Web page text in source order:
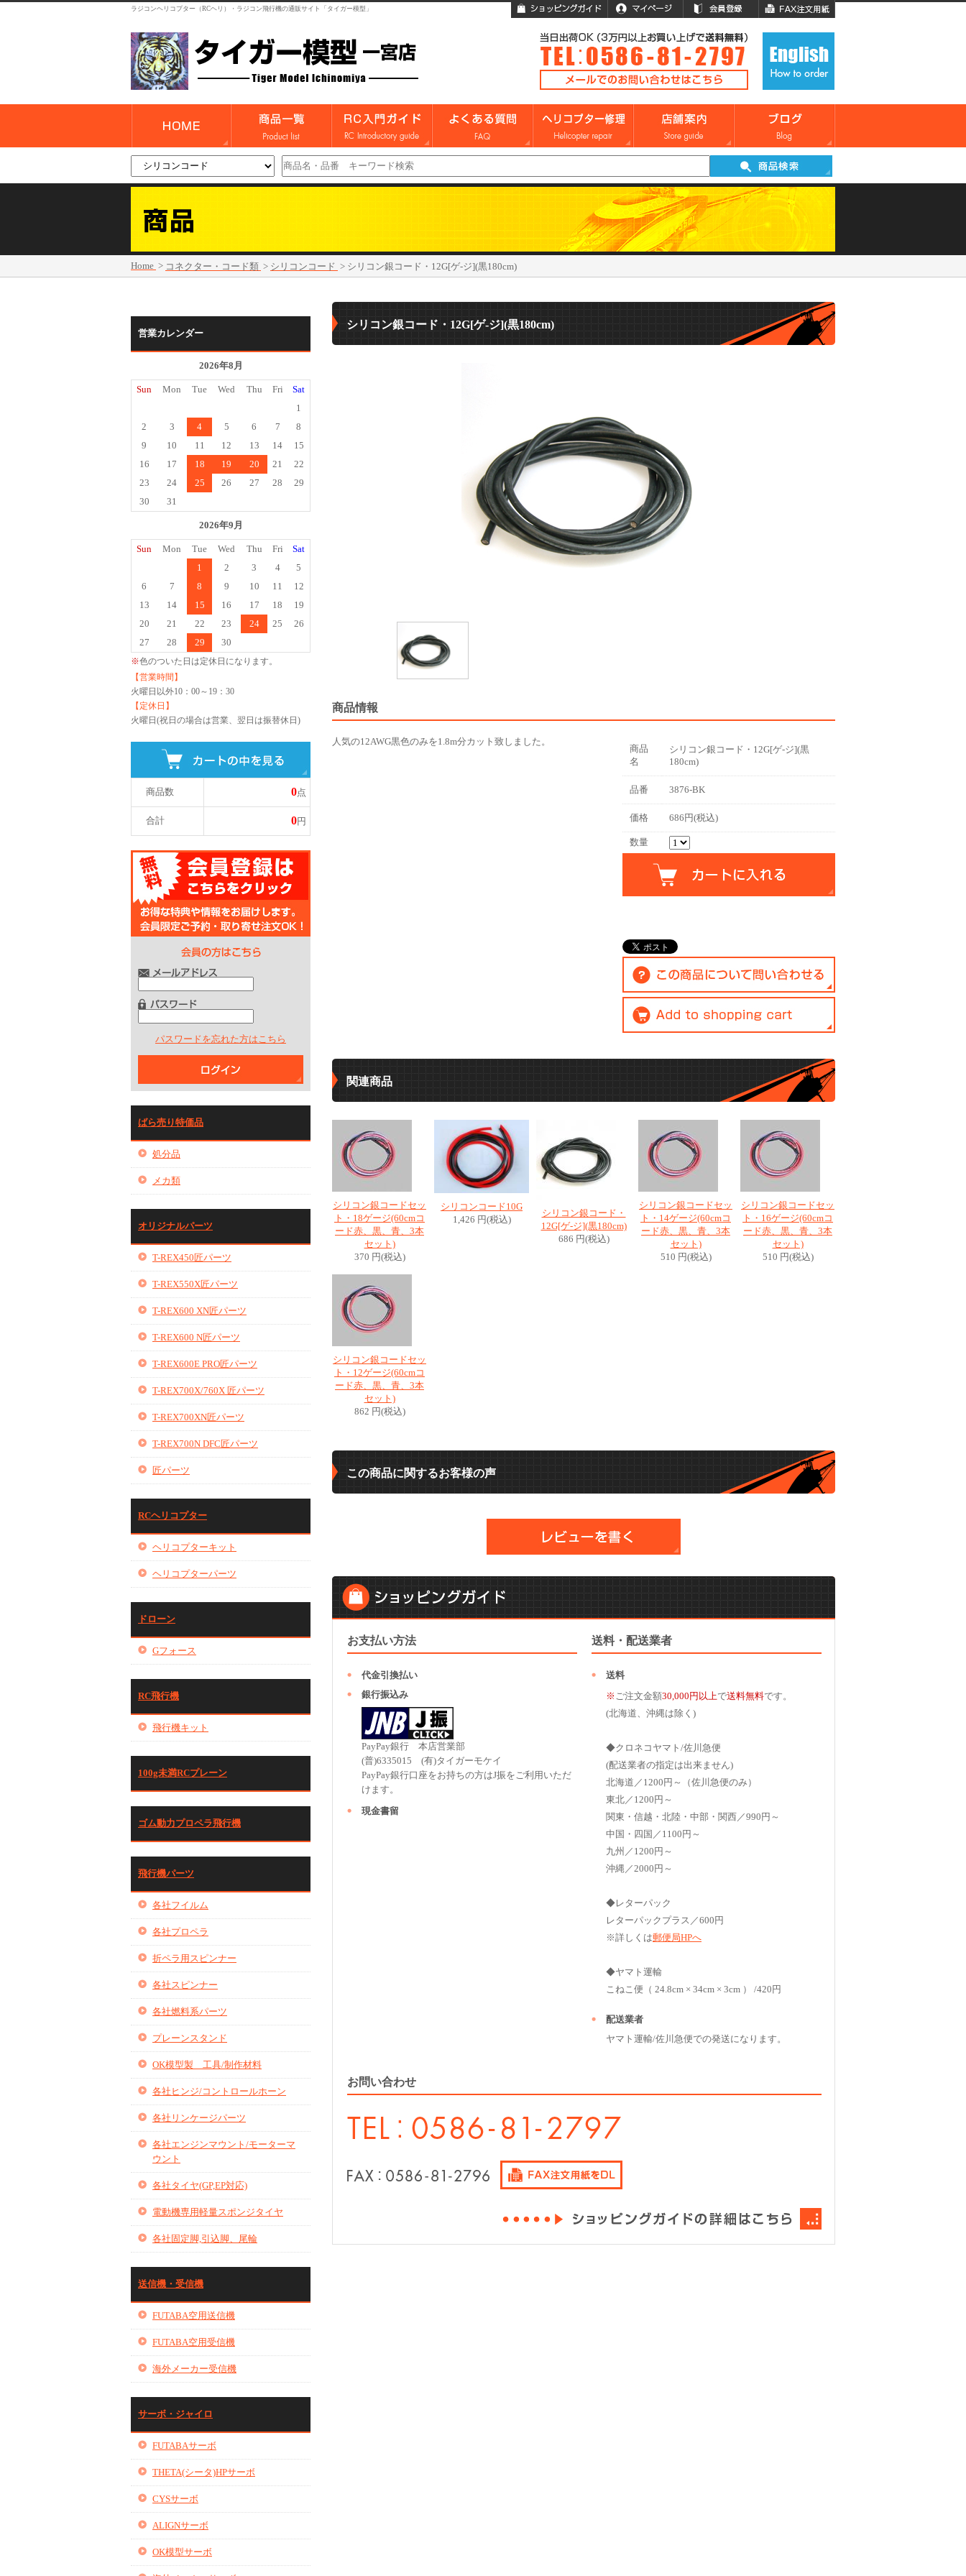
ラジコンヘリコプター（RCヘリ）・ラジコン飛行機の通販サイト「タイガー模型」
Home > コネクター・コード類 > シリコンコード > シリコン銀コード・12G[ゲ-ジ](黒180cm)
営業カレンダー
2026年8月
Sun Mon Tue Wed Thu Fri
Sat
1
2
3 4 5 6 7
8
9
10 11 12 13 14
15
16
17 18 19 20 21
22
23
24 25 26 27 28
29
30
31
2026年9月
Sun Mon Tue Wed Thu Fri
Sat
1
2 3 4
5
6
7 8 9 10 11
12
13
14 15 16 17 18
19
20
21 22 23 24 25
26
27
28 29 30
※色のついた日は定休日になります。
【営業時間】
火曜日以外10：00～19：30
【定休日】
火曜日(祝日の場合は営業、翌日は振替休日)
商品数 0点
合計 0円
パスワードを忘れた方はこちら
ばら売り特価品
処分品
メカ類
オリジナルパーツ
T-REX450匠パーツ
T-REX550X匠パーツ
T-REX600 XN匠パーツ
T-REX600 N匠パーツ
T-REX600E PRO匠パーツ
T-REX700X/760X 匠パーツ
T-REX700XN匠パーツ
T-REX700N DFC匠パーツ
匠パーツ
RCヘリコプター
ヘリコプターキット
ヘリコプターパーツ
ドローン
Gフォース
RC飛行機
飛行機キット
100g未満RCプレーン
ゴム動力プロペラ飛行機
飛行機パーツ
各社フイルム
各社プロペラ
折ペラ用スピンナー
各社スピンナー
各社燃料系パーツ
プレーンスタンド
OK模型製 工具/制作材料
各社ヒンジ/コントロールホーン
各社リンケージパーツ
各社エンジンマウント/モーターマ
ウント
各社タイヤ(GP,EP対応)
電動機専用軽量スポンジタイヤ
各社固定脚,引込脚、尾輪
送信機・受信機
FUTABA空用送信機
FUTABA空用受信機
海外メーカー受信機
サーボ・ジャイロ
FUTABAサーボ
THETA(シータ)HPサーボ
CYSサーボ
ALIGNサーボ
OK模型サーボ
シリコン銀コード・12G[ゲ-ジ](黒180cm)
商品情報
人気の12AWG黒色のみを1.8m分カット致しました。
商品
名
シリコン銀コード・12G[ゲ-ジ](黒
180cm)
品番 3876-BK
価格 686円(税込)
数量
関連商品
シリコン銀コードセッ
ト・18ゲージ(60cmコ
ード赤、黒、青、3本
セット)
370 円(税込)
シリコンコード10G
1,426 円(税込)
シリコン銀コード・
12G[ゲ-ジ](黒180cm)
686 円(税込)
シリコン銀コードセッ
ト・14ゲージ(60cmコ
ード赤、黒、青、3本
セット)
510 円(税込)
シリコン銀コードセッ
ト・16ゲージ(60cmコ
ード赤、黒、青、3本
セット)
510 円(税込)
シリコン銀コードセッ
ト・12ゲージ(60cmコ
ード赤、黒、青、3本
セット)
862 円(税込)
この商品に関するお客様の声
お支払い方法
代金引換払い
銀行振込み
PayPay銀行 本店営業部
(普)6335015 (有)タイガーモケイ
PayPay銀行口座をお持ちの方はJ振をご利用いただ
けます。
現金書留
送料・配送業者
送料
※ ご注文金額30,000円以上で送料無料です。
(北海道、沖縄は除く)
◆クロネコヤマト/佐川急便
(配送業者の指定は出来ません)
北海道／1200円～（佐川急便のみ）
東北／1200円～
関東・信越・北陸・中部・関西／990円～
中国・四国／1100円～
九州／1200円～
沖縄／2000円～
◆レターパック
レターパックプラス／600円
※詳しくは郵便局HPへ
◆ヤマト運輸
こねこ便（ 24.8cm × 34cm × 3cm ） /420円
配送業者
ヤマト運輸/佐川急便での発送になります。
お問い合わせ